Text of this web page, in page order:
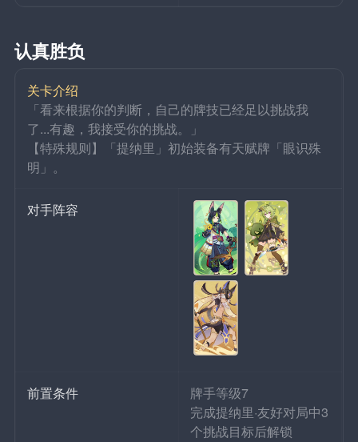
认真胜负
关卡介绍
「看来根据你的判断，自己的牌技已经足以挑战我
了...有趣，我接受你的挑战。」
【特殊规则】「提纳里」初始装备有天赋牌「眼识殊
明」。
对手阵容
前置条件
牌手等级7
完成提纳里·友好对局中3
个挑战目标后解锁